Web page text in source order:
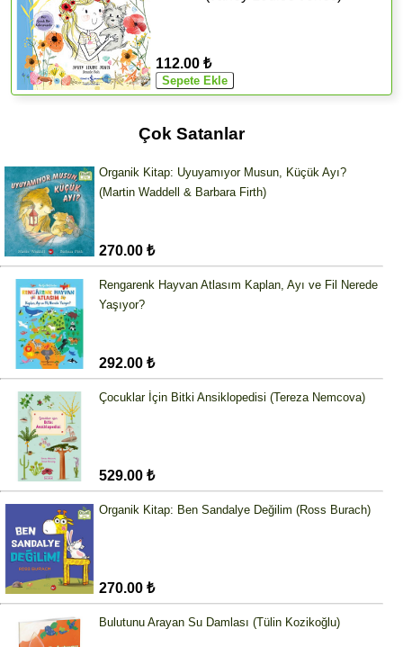
112.00 ₺
Çok Satanlar
Organik Kitap: Uyuyamıyor Musun, Küçük Ayı?
(Martin Waddell & Barbara Firth)
270.00 ₺
Rengarenk Hayvan Atlasım Kaplan, Ayı ve Fil Nerede
Yaşıyor?
292.00 ₺
Çocuklar İçin Bitki Ansiklopedisi (Tereza Nemcova)
529.00 ₺
Organik Kitap: Ben Sandalye Değilim (Ross Burach)
270.00 ₺
Bulutunu Arayan Su Damlası (Tülin Kozikoğlu)